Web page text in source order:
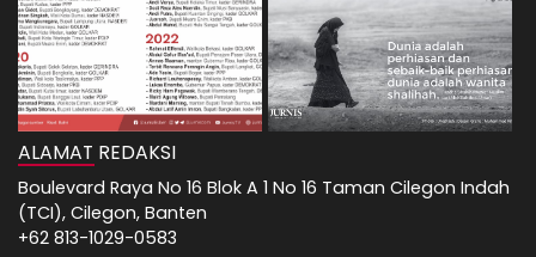
ALAMAT REDAKSI
Boulevard Raya No 16 Blok A 1 No 16 Taman Cilegon Indah
(TCI), Cilegon, Banten
+62 813-1029-0583